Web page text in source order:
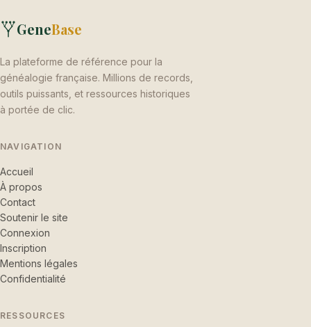
GeneBase
La plateforme de référence pour la
généalogie française. Millions de records,
outils puissants, et ressources historiques
à portée de clic.
NAVIGATION
Accueil
À propos
Contact
Soutenir le site
Connexion
Inscription
Mentions légales
Confidentialité
RESSOURCES